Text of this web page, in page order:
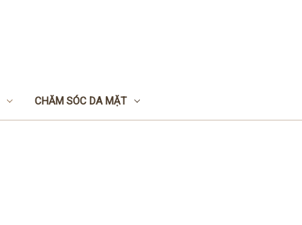
CHĂM SÓC DA MẶT